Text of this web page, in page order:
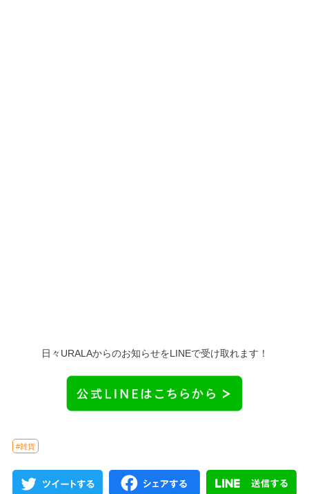
日々URALAからのお知らせをLINEで受け取れます！
#雑貨